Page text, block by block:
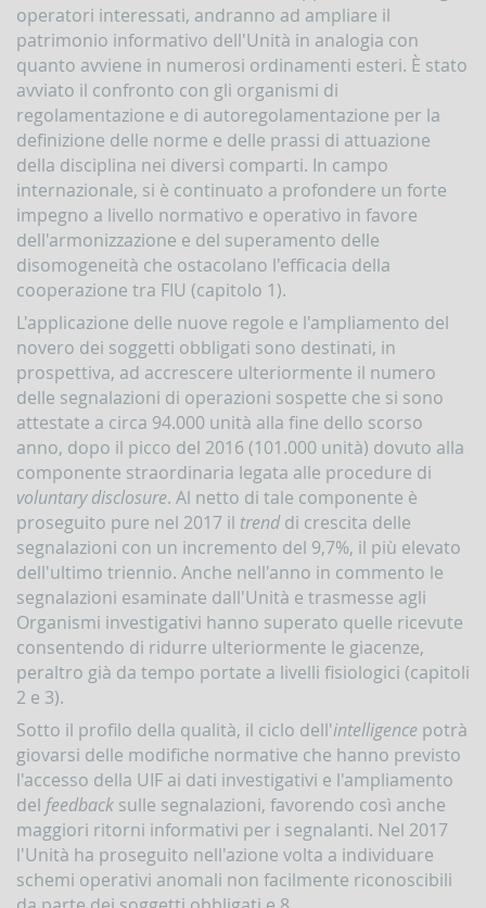
rivolte
alla
UIF
Segnalazioni
operazioni
sospette
(SOS)
Sospensione
operazioni
sospette
Segnalazioni
AntiRiciclaggio
Aggregate
(SARA)
Comunicazioni
oggettive
(OGG)
Dichiarazioni
operazioni
in
oro
(ORO)
Comunicazioni
sanzioni
finanziarie
Comunicazioni
Russia
Bielorussia
(DEPRU,
TRU,
RUS,
operatori interessati, andranno ad ampliare il
patrimonio informativo dell'Unità in analogia con
quanto avviene in numerosi ordinamenti esteri. È stato
avviato il confronto con gli organismi di
regolamentazione e di autoregolamentazione per la
definizione delle norme e delle prassi di attuazione
della disciplina nei diversi comparti. In campo
internazionale, si è continuato a profondere un forte
impegno a livello normativo e operativo in favore
dell'armonizzazione e del superamento delle
disomogeneità che ostacolano l'efficacia della
cooperazione tra FIU (capitolo 1).
L'applicazione delle nuove regole e l'ampliamento del
novero dei soggetti obbligati sono destinati, in
prospettiva, ad accrescere ulteriormente il numero
delle segnalazioni di operazioni sospette che si sono
attestate a circa 94.000 unità alla fine dello scorso
anno, dopo il picco del 2016 (101.000 unità) dovuto alla
componente straordinaria legata alle procedure di
voluntary disclosure. Al netto di tale componente è
proseguito pure nel 2017 il trenddi crescita delle
segnalazioni con un incremento del 9,7%, il più elevato
dell'ultimo triennio. Anche nell'anno in commento le
segnalazioni esaminate dall'Unità e trasmesse agli
Organismi investigativi hanno superato quelle ricevute
consentendo di ridurre ulteriormente le giacenze,
peraltro già da tempo portate a livelli fisiologici (capitoli
2 e 3).
Sotto il profilo della qualità, il ciclo dell'intelligence potrà
giovarsi delle modifiche normative che hanno previsto
l'accesso della UIF ai dati investigativi e l'ampliamento
del feedback sulle segnalazioni, favorendo così anche
maggiori ritorni informativi per i segnalanti. Nel 2017
l'Unità ha proseguito nell'azione volta a individuare
schemi operativi anomali non facilmente riconoscibili